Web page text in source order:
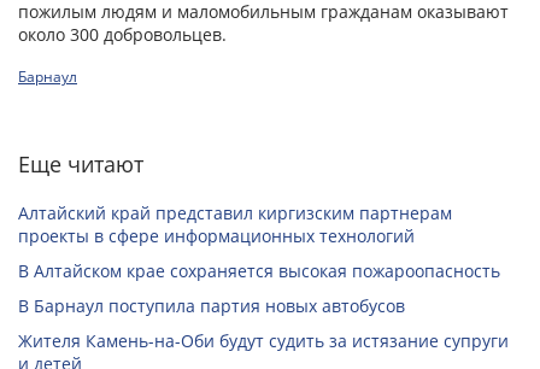
пожилым людям и маломобильным гражданам оказывают
около 300 добровольцев.
Барнаул
Еще читают
Алтайский край представил киргизским партнерам
проекты в сфере информационных технологий
В Алтайском крае сохраняется высокая пожароопасность
В Барнаул поступила партия новых автобусов
Жителя Камень-на-Оби будут судить за истязание супруги
и детей